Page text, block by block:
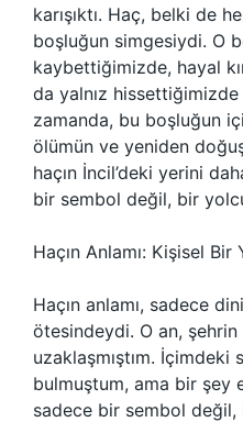
karışıktı. Haç, belki de
boşluğun simgesiydi. O
kaybettiğimizde, hayal
da yalnız
zamanda, bu boşluğun
ölümün ve yeniden
haçın İncil’deki yerini
bir sembol değil, bir
Haçın Anlamı: Kişisel Bir
Haçın anlamı, sadece
ötesindeydi. O an,
uzaklaşmıştım. İçimdeki
bulmuştum, ama bir şey
sadece bir sembol